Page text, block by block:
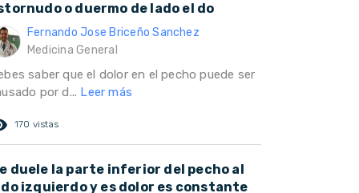
o duermo de lado el do
Fernando Jose Briceño Sanchez
Medicina General
saber que el dolor en el pecho puede ser
por d... Leer más
170 vistas
duele la parte inferior del pecho al
izquierdo y es dolor es constante